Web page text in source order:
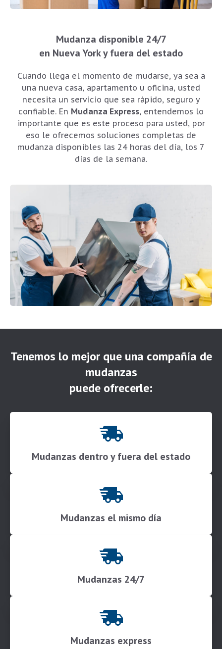
Mudanza disponible 24/7
en Nueva York y fuera del estado
Cuando llega el momento de mudarse, ya sea a
una nueva casa, apartamento u oficina, usted
necesita un servicio que sea rápido, seguro y
confiable. En Mudanza Express, entendemos lo
importante que es este proceso para usted, por
eso le ofrecemos soluciones completas de
mudanza disponibles las 24 horas del día, los 7
días de la semana.
Tenemos lo mejor que una compañía de
mudanzas
puede ofrecerle:
Mudanzas dentro y fuera del estado
Mudanzas el mismo día
Mudanzas 24/7
Mudanzas express